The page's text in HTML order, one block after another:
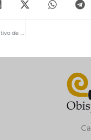
Taller de Empleo Archivo Diocesano. Listados Definitivo de Admitidos Excluidos